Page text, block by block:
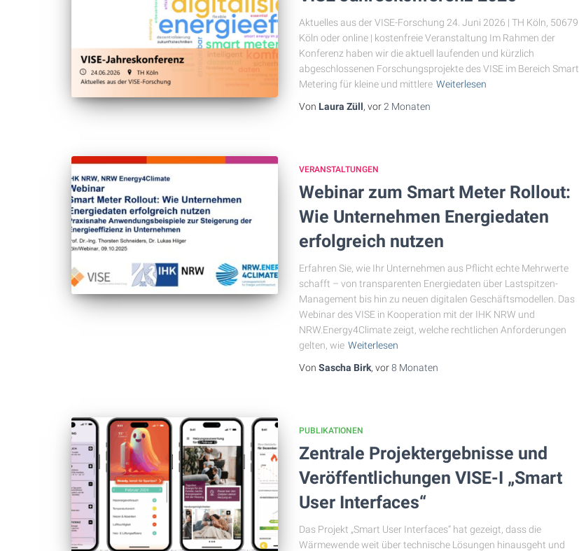
Aktuelles aus der VISE-Forschung 24. Juni 2026 | TH Köln, 50679
Köln oder online | kostenfreie Veranstaltung Im Rahmen der
Konferenz haben wir die aktuell laufenden und kürzlich
abgeschlossenen Forschungsprojekte des VISE im Bereich Smart
Metering für kleine und mittlere Weiterlesen
Von Laura Züll, vor2 Monaten
VERANSTALTUNGEN
Webinar zum Smart Meter Rollout:
Wie Unternehmen Energiedaten
erfolgreich nutzen
Erfahren Sie, wie Ihr Unternehmen aus Pflicht echte Mehrwerte
schafft – von transparenten Energiedaten über Lastspitzen-
Management bis hin zu neuen digitalen Geschäftsmodellen. Das
Webinar des VISE in Kooperation mit der IHK NRW und
NRW.Energy4Climate zeigt, welche rechtlichen Anforderungen
gelten, wie Weiterlesen
Von Sascha Birk, vor8 Monaten
PUBLIKATIONEN
Zentrale Projektergebnisse und
Veröffentlichungen VISE-I „Smart
User Interfaces“
Das Projekt „Smart User Interfaces“ hat gezeigt, dass die
Wärmewende weit über technische Lösungen hinausgeht und